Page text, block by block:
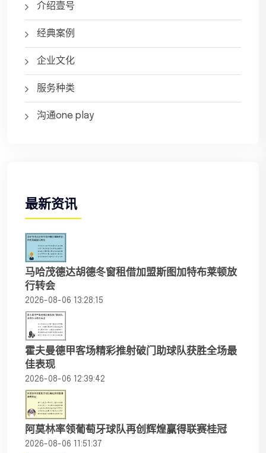
介绍壹号
经典案例
企业文化
服务种类
沟通one play
最新资讯
马哈茂德达胡德冬窗租借加盟斯图加特布莱顿放
行转会
2026-08-06 13:28:15
霍夫曼德甲客场精彩推射破门助球队获胜全场最
佳表现
2026-08-06 12:39:42
阿莫林率领葡萄牙球队再创辉煌赢得联赛桂冠
2026-08-06 11:51:37